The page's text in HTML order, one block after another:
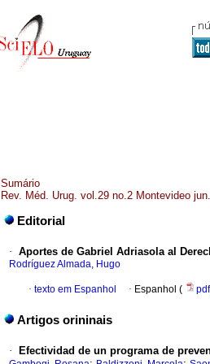
Sumário
Rev. Méd. Urug. vol.29 no.2 Montevideo
Editorial
· Aportes de Gabriel Adriasola al
Rodríguez Almada, Hugo
· texto em Espanhol · Espanhol ( pdf
Artigos orininais
· Efectividad de un programa de